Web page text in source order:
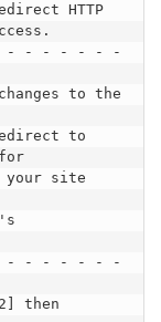
HTTP
- - - - - - -
to the
to
for
your site
- - - - - - -
then